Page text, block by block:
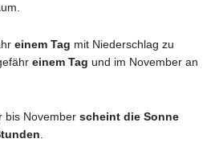
einem Tag mit Niederschlag zu
einem Tag und im November an
bis November scheint die Sonne